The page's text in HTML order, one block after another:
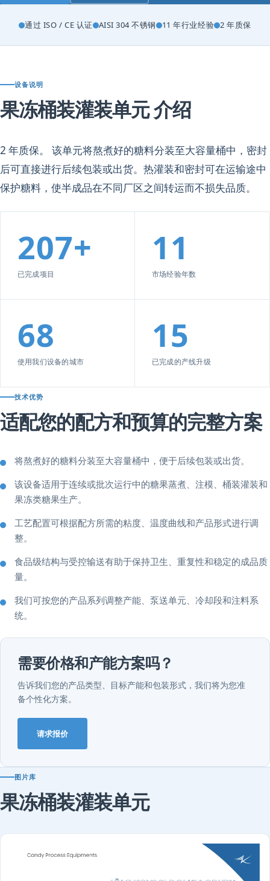
通过 ISO / CE 认证 AISI 304 不锈钢 11 年行业经验 2 年质保
设备说明
果冻桶装灌装单元 介绍
2 年质保。 该单元将熬煮好的糖料分装至大容量桶中，密封
后可直接进行后续包装或出货。热灌装和密封可在运输途中
保护糖料，使半成品在不同厂区之间转运而不损失品质。
207+
已完成项目
11
市场经验年数
68
使用我们设备的城市
15
已完成的产线升级
技术优势
适配您的配方和预算的完整方案
将熬煮好的糖料分装至大容量桶中，便于后续包装或出货。
该设备适用于连续或批次运行中的糖果蒸煮、注模、桶装灌装和
果冻类糖果生产。
工艺配置可根据配方所需的粘度、温度曲线和产品形式进行调
整。
食品级结构与受控输送有助于保持卫生、重复性和稳定的成品质
量。
我们可按您的产品系列调整产能、泵送单元、冷却段和注料系
统。
需要价格和产能方案吗？
告诉我们您的产品类型、目标产能和包装形式，我们将为您准
备个性化方案。
请求报价
图片库
果冻桶装灌装单元